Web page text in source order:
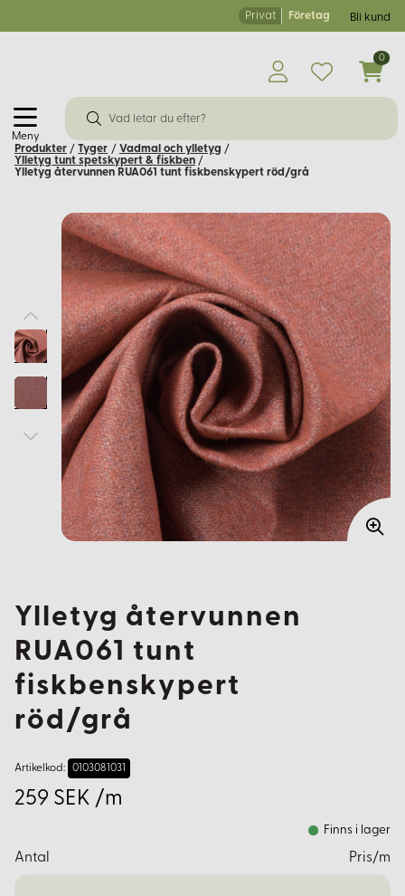
Privat Företag Bli kund
Meny
0
Produkter / Tyger / Vadmal och ylletyg /
Ylletyg tunt spetskypert & fiskben /
Ylletyg återvunnen RUA061 tunt fiskbenskypert röd/grå
Ylletyg återvunnen
RUA061 tunt
fiskbenskypert
röd/grå
Artikelkod: 0103081031
259 SEK /m
Finns i lager
Antal Pris/m